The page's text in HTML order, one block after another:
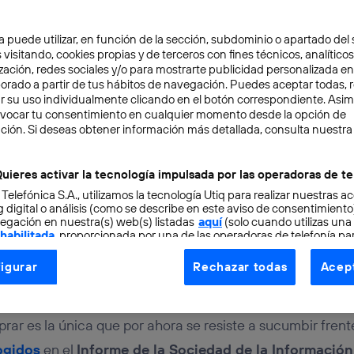
2 min
online, entre la
social
es la única que por ahora se resiste a sucumbir
en el Informe de la Sociedad de la
puede utilizar, en función de la sección, subdominio o apartado del
visitando, cookies propias y de terceros con fines técnicos,
redes sociales y/o para mostrarte publicidad personalizada
a partir de tus hábitos de navegación. Puedes aceptar todas,
su uso individualmente clicando en el botón correspondiente.
tu consentimiento en cualquier momento desde la opción de
Si deseas obtener información más detallada, consulta nuestra
activar la tecnología impulsada por las operadoras de
S.A., utilizamos la tecnología Utiq para realizar nuestras
digital o análisis (como se describe en este aviso de
en nuestra(s) web(s) listadas aquí(solo cuando utilizas una
, proporcionada por una de las operadoras de telefonía
consentimiento en cada página web).
Utiq está diseñada con la privacidad como prioridad
tu dirección IP y otra información de la cuenta de cliente de
a la conexión que utilizas (p. ej., número de teléfono móvil).
Rechazar todas